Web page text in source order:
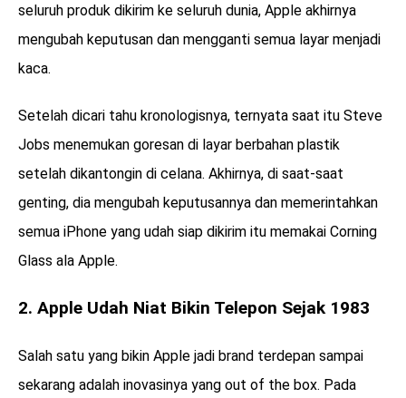
seluruh produk dikirim ke seluruh dunia, Apple akhirnya
mengubah keputusan dan mengganti semua layar menjadi
kaca.
Setelah dicari tahu kronologisnya, ternyata saat itu Steve
Jobs menemukan goresan di layar berbahan plastik
setelah dikantongin di celana. Akhirnya, di saat-saat
genting, dia mengubah keputusannya dan memerintahkan
semua iPhone yang udah siap dikirim itu memakai Corning
Glass ala Apple.
2. Apple Udah Niat Bikin Telepon Sejak 1983
Salah satu yang bikin Apple jadi brand terdepan sampai
sekarang adalah inovasinya yang out of the box. Pada